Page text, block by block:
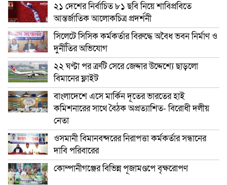
২১ দেশের নির্বাচিত ৮১ ছবি নিয়ে শাবিপ্রবিতে
আন্তর্জাতিক আলোকচিত্র প্রদর্শনী
সিলেটে সিসিক কর্মকর্তার বিরুদ্ধে অবৈধ ভবন নির্মাণ ও
দুর্নীতির অভিযোগ
২২ ঘণ্টা পর ত্রুটি সেরে জেদ্দার উদ্দেশ্যে ছাড়লো
বিমানের ফ্লাইট
বাংলাদেশে এসে মার্কিন দূতের ভারতের হাই
কমিশনারের সাথে বৈঠক অপ্রত্যাশিত- বিরোধী দলীয়
নেতা
ওসমানী বিমানবন্দরের নিরাপত্তা কর্মকর্তার সন্ধানের
দাবি পরিবারের
কোম্পানীগঞ্জের বিভিন্ন পূজামণ্ডপে বৃক্ষরোপণ